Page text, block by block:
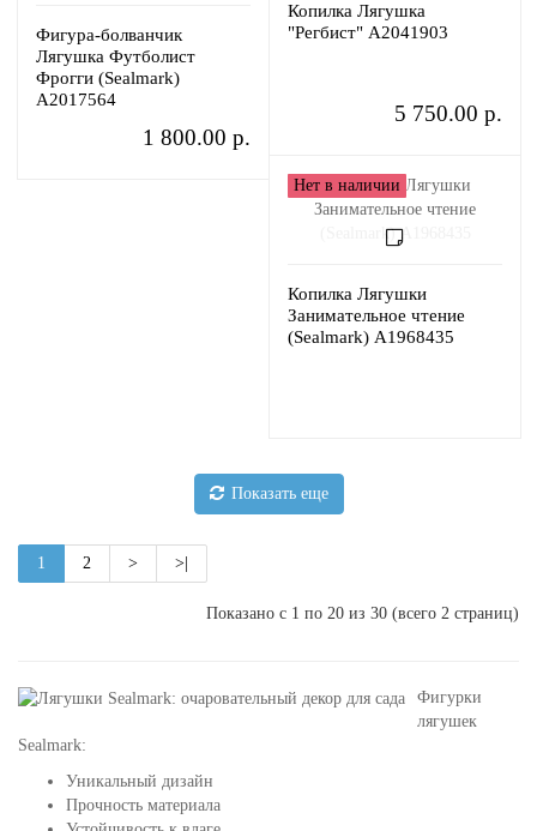
Фигура-болванчик
Лягушка Футболист
Фрогги (Sealmark)
A2017564
1 800.00 р.
Копилка Лягушка
"Регбист" A2041903
5 750.00 р.
Нет в наличии
Копилка Лягушки
Занимательное чтение
(Sealmark) A1968435
Показать еще
1 2 > >|
Показано с 1 по 20 из 30 (всего 2 страниц)
Фигурки
лягушек
Sealmark:
Уникальный дизайн
Прочность материала